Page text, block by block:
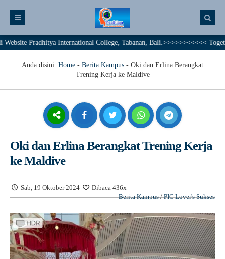
International College, Tabanan, Bali.>>>>>><<<<< Together We
Anda disini :Home - Berita Kampus - Oki dan Erlina Berangkat
Trening Kerja ke Maldive
Oki dan Erlina Berangkat Trening Kerja
ke Maldive
Sab, 19 Oktober 2024
Dibaca 436x
Berita Kampus/PIC Lover's Sukses